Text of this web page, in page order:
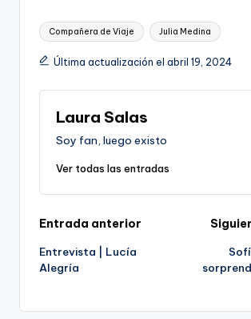
Etiquetas:
Compañera de Viaje Julia Medina
Última actualización el abril 19, 2024
Laura Salas
Soy fan, luego existo
Ver todas las entradas
Navegación
de
Entrada anterior
Entrevista | Lucía
Alegría